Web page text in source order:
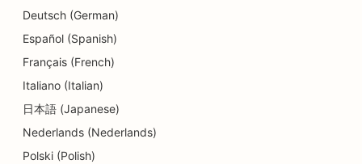
SEO za storitve dolžniškega svetovanja
SEO za Delis
SEO za zobozdravstvene klinike
SEO za storitve dermabrazije
Deutsch (German)
Español (Spanish)
Français (French)
Italiano (Italian)
日本語 (Japanese)
Nederlands (Nederlands)
Polski (Polish)